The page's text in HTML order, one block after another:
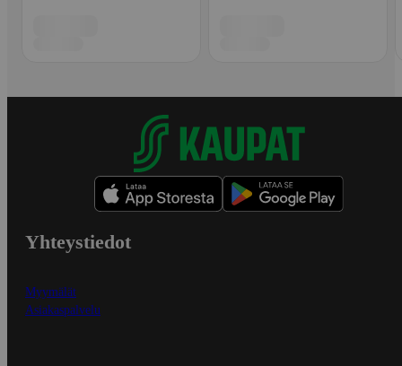
Yhteystiedot
Myymälät
Asiakaspalvelu